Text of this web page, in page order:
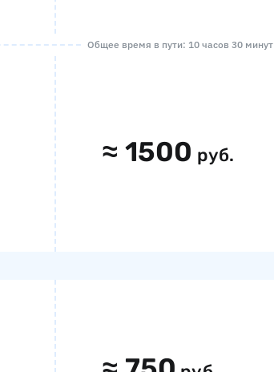
Общее время в пути: 10 часов 30 минут
≈1500 руб.